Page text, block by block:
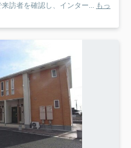
訪者を確認し、インター...
もっ